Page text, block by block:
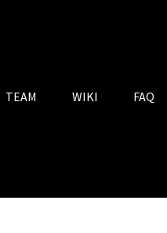
TEAM WIKI FAQ